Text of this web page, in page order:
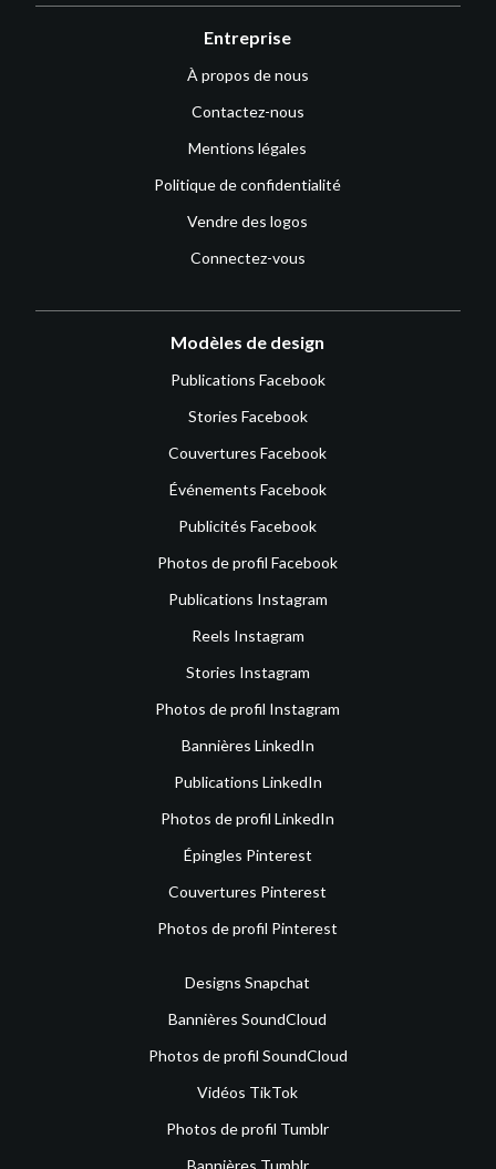
Entreprise
À propos de nous
Contactez-nous
Mentions légales
Politique de confidentialité
Vendre des logos
Connectez-vous
Modèles de design
Publications Facebook
Stories Facebook
Couvertures Facebook
Événements Facebook
Publicités Facebook
Photos de profil Facebook
Publications Instagram
Reels Instagram
Stories Instagram
Photos de profil Instagram
Bannières LinkedIn
Publications LinkedIn
Photos de profil LinkedIn
Épingles Pinterest
Couvertures Pinterest
Photos de profil Pinterest
Designs Snapchat
Bannières SoundCloud
Photos de profil SoundCloud
Vidéos TikTok
Photos de profil Tumblr
Bannières Tumblr